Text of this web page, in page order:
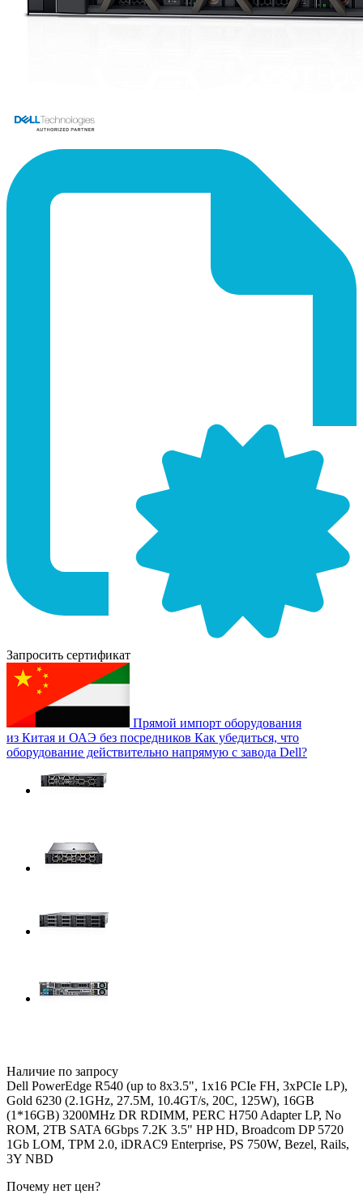
Запросить сертификат
Прямой импорт оборудования
из Китая и ОАЭ без посредников Как убедиться, что
оборудование действительно напрямую с завода Dell?
Наличие по запросу
Dell PowerEdge R540 (up to 8x3.5", 1x16 PCIe FH, 3xPCIe LP),
Gold 6230 (2.1GHz, 27.5M, 10.4GT/s, 20C, 125W), 16GB
(1*16GB) 3200MHz DR RDIMM, PERC H750 Adapter LP, No
ROM, 2TB SATA 6Gbps 7.2K 3.5" HP HD, Broadcom DP 5720
1Gb LOM, TPM 2.0, iDRAC9 Enterprise, PS 750W, Bezel, Rails,
3Y NBD
Почему нет цен?